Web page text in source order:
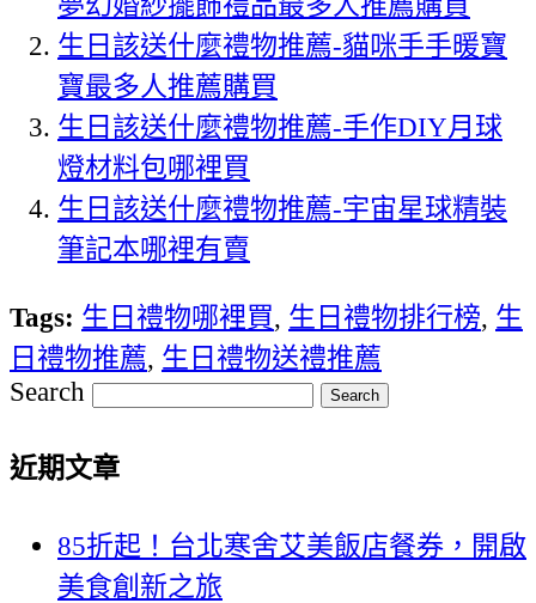
生日該送什麼禮物推薦-貓咪手手暖寶
寶最多人推薦購買
生日該送什麼禮物推薦-手作DIY月球
燈材料包哪裡買
生日該送什麼禮物推薦-宇宙星球精裝
筆記本哪裡有賣
Tags: 生日禮物哪裡買, 生日禮物排行榜, 生
日禮物推薦, 生日禮物送禮推薦
Search
近期文章
85折起！台北寒舍艾美飯店餐券，開啟
美食創新之旅